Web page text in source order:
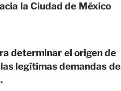
la Ciudad de México
determinar el origen de
legítimas demandas de